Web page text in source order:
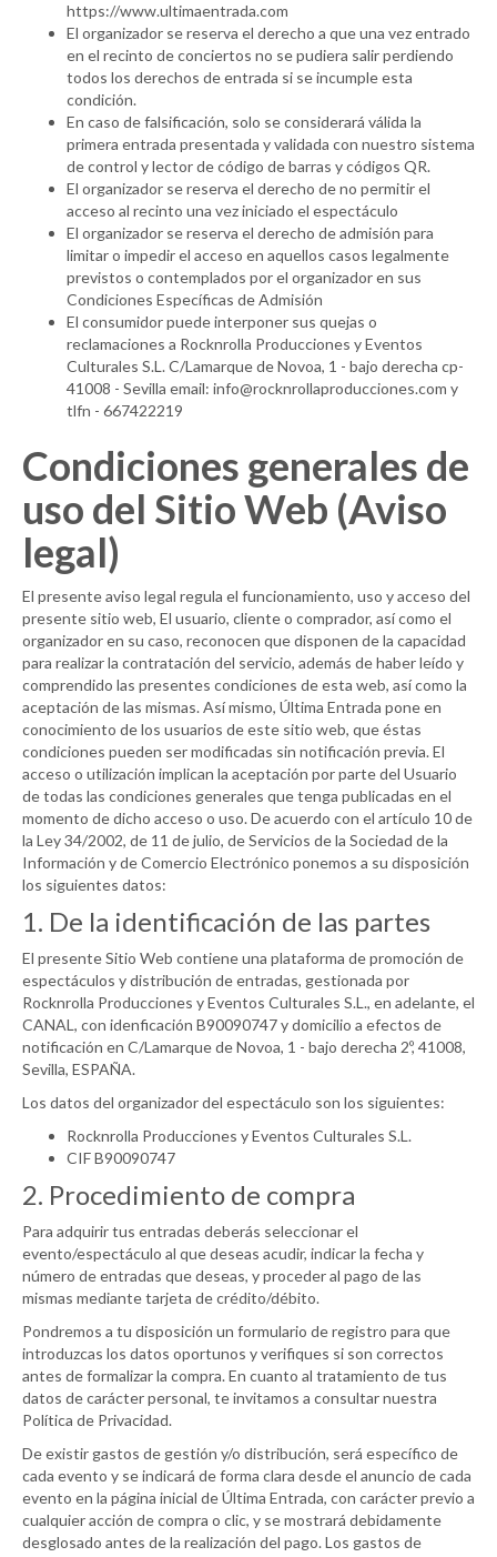
https://www.ultimaentrada.com
El organizador se reserva el derecho a que una vez entrado
en el recinto de conciertos no se pudiera salir perdiendo
todos los derechos de entrada si se incumple esta
condición.
En caso de falsificación, solo se considerará válida la
primera entrada presentada y validada con nuestro sistema
de control y lector de código de barras y códigos QR.
El organizador se reserva el derecho de no permitir el
acceso al recinto una vez iniciado el espectáculo
El organizador se reserva el derecho de admisión para
limitar o impedir el acceso en aquellos casos legalmente
previstos o contemplados por el organizador en sus
Condiciones Específicas de Admisión
El consumidor puede interponer sus quejas o
reclamaciones a Rocknrolla Producciones y Eventos
Culturales S.L. C/Lamarque de Novoa, 1 - bajo derecha cp-
41008 - Sevilla email: info@rocknrollaproducciones.com y
tlfn - 667422219
Condiciones generales de
uso del Sitio Web (Aviso
legal)
El presente aviso legal regula el funcionamiento, uso y acceso del
presente sitio web, El usuario, cliente o comprador, así como el
organizador en su caso, reconocen que disponen de la capacidad
para realizar la contratación del servicio, además de haber leído y
comprendido las presentes condiciones de esta web, así como la
aceptación de las mismas. Así mismo, Última Entrada pone en
conocimiento de los usuarios de este sitio web, que éstas
condiciones pueden ser modificadas sin notificación previa. El
acceso o utilización implican la aceptación por parte del Usuario
de todas las condiciones generales que tenga publicadas en el
momento de dicho acceso o uso. De acuerdo con el artículo 10 de
la Ley 34/2002, de 11 de julio, de Servicios de la Sociedad de la
Información y de Comercio Electrónico ponemos a su disposición
los siguientes datos:
1. De la identificación de las partes
El presente Sitio Web contiene una plataforma de promoción de
espectáculos y distribución de entradas, gestionada por
Rocknrolla Producciones y Eventos Culturales S.L., en adelante, el
CANAL , con idenficación B90090747 y domicilio a efectos de
notificación en C/Lamarque de Novoa, 1 - bajo derecha 2º, 41008,
Sevilla, ESPAÑA.
Los datos del organizador del espectáculo son los siguientes:
Rocknrolla Producciones y Eventos Culturales S.L.
CIF B90090747
2. Procedimiento de compra
Para adquirir tus entradas deberás seleccionar el
evento/espectáculo al que deseas acudir, indicar la fecha y
número de entradas que deseas, y proceder al pago de las
mismas mediante tarjeta de crédito/débito.
Pondremos a tu disposición un formulario de registro para que
introduzcas los datos oportunos y verifiques si son correctos
antes de formalizar la compra. En cuanto al tratamiento de tus
datos de carácter personal, te invitamos a consultar nuestra
Política de Privacidad.
De existir gastos de gestión y/o distribución, será específico de
cada evento y se indicará de forma clara desde el anuncio de cada
evento en la página inicial de Última Entrada, con carácter previo a
cualquier acción de compra o clic, y se mostrará debidamente
desglosado antes de la realización del pago. Los gastos de